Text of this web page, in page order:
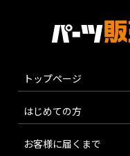
トップページ
はじめての方
お客様に届くまで